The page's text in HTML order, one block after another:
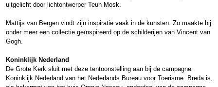
uitgelicht door lichtontwerper Teun Mosk.
Mattijs van Bergen vindt zijn inspiratie vaak in de kunsten. Zo maakte hij
onder meer een collectie geïnspireerd op de schilderijen van Vincent van
Gogh.
Koninklijk Nederland
De Grote Kerk sluit met deze tentoonstelling aan bij de campagne
Koninklijk Nederland van het Nederlands Bureau voor Toerisme. Breda is,